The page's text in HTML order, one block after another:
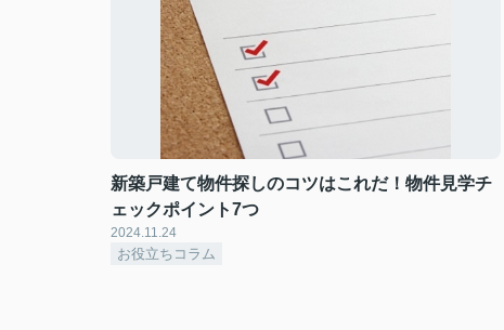
新築戸建て物件探しのコツはこれだ！物件見学チ
ェックポイント7つ
2024.11.24
お役立ちコラム